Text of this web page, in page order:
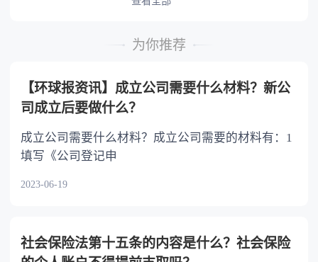
的继承人，不尽扶养义务的，分配遗产时，应当
为你推荐
【环球报资讯】成立公司需要什么材料？新公
司成立后要做什么？
成立公司需要什么材料？成立公司需要的材料有：1
填写《公司登记申
2023-06-19
社会保险法第十五条的内容是什么？社会保险